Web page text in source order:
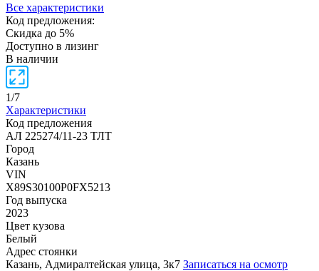
Все характеристики
Код предложения:
Скидка до 5%
Доступно в лизинг
В наличии
1/7
Характеристики
Код предложения
АЛ 225274/11-23 ТЛТ
Город
Казань
VIN
X89S30100P0FX5213
Год выпуска
2023
Цвет кузова
Белый
Адрес стоянки
Казань, Адмиралтейская улица, 3к7 Записаться на осмотр